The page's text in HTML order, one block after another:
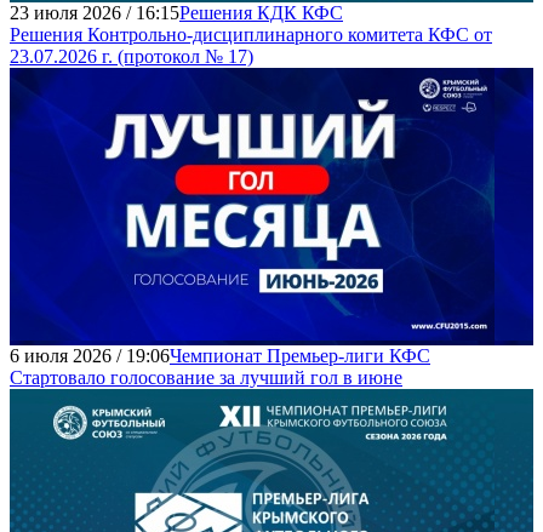
23 июля 2026 / 16:15Решения КДК КФС
Решения Контрольно-дисциплинарного комитета КФС от
23.07.2026 г. (протокол № 17)
6 июля 2026 / 19:06Чемпионат Премьер-лиги КФС
Стартовало голосование за лучший гол в июне